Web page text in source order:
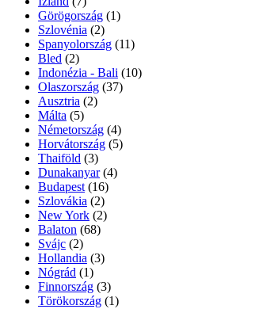
Görögország (1)
Szlovénia (2)
Spanyolország (11)
Bled (2)
Indonézia - Bali (10)
Olaszország (37)
Ausztria (2)
Málta (5)
Németország (4)
Horvátország (5)
Thaiföld (3)
Dunakanyar (4)
Budapest (16)
Szlovákia (2)
New York (2)
Balaton (68)
Svájc (2)
Hollandia (3)
Nógrád (1)
Finnország (3)
Törökország (1)